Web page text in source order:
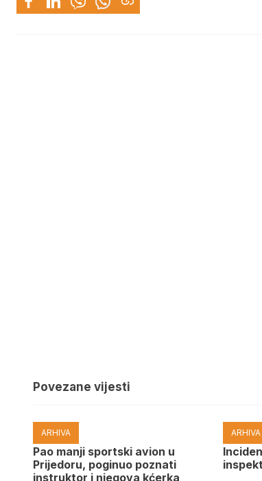
Povezane vijesti
ARHIVA
Pao manji sportski avion u
Prijedoru, poginuo poznati
instruktor i njegova kćerka
ARHIVA